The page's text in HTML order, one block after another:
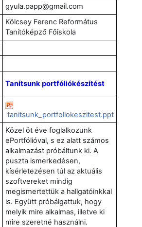
gyula.papp@gmail.com
Kölcsey Ferenc Református
Tanítóképző Főiskola
Tanítsunk portfóliókészítést
tanitsunk_portfoliokeszitest.ppt
Közel öt éve foglalkozunk
ePortfólióval, s ez alatt számos
alkalmazást próbáltunk ki. A
puszta ismerkedésen,
kísérletezésen túl az aktuális
szoftvereket mindig
megismertettük a hallgatóinkkal
is. Együtt próbálgattuk, hogy
melyik mire alkalmas, illetve ki
mire szeretné használni.